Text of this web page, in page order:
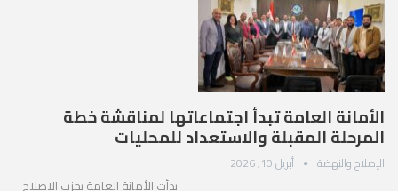
الأمانة العامة تبدأ اجتماعاتها لمناقشة خطة
المرحلة المقبلة والاستعداد للمحليات
الإصلاح والنهضة أبريل 10, 2026
بدأت الأمانة العامة بحزب الإصلاح